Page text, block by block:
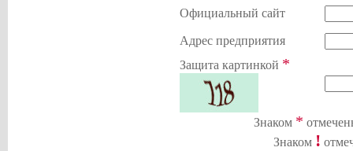
Официальный сайт
Адрес предприятия
Защита картинкой *
Знаком *
Знаком !